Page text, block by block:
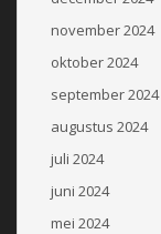
november 2024
oktober 2024
september 2024
augustus 2024
juli 2024
juni 2024
mei 2024